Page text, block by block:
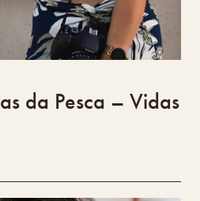
da Pesca – Vidas